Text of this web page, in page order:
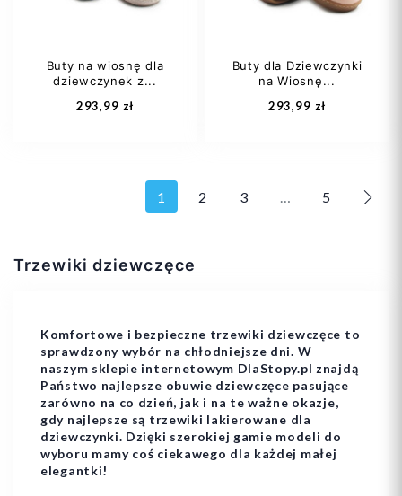
Trzewiki dziewczęce
Komfortowe i bezpieczne trzewiki dziewczęce to
sprawdzony wybór na chłodniejsze dni. W
naszym sklepie internetowym DlaStopy.pl znajdą
Państwo najlepsze obuwie dziewczęce pasujące
zarówno na co dzień, jak i na te ważne okazje,
gdy najlepsze są trzewiki lakierowane dla
dziewczynki. Dzięki szerokiej gamie modeli do
wyboru mamy coś ciekawego dla każdej małej
elegantki!
Dodaj do koszyka Dodaj do koszyka
Buty na wiosnę dla
dziewczynek z...
293,99 zł
25 32
Dodaj do koszyka
Buty dla Dziewczynki
na Wiosnę...
293,99 zł
Dodaj do koszyka
1 2 3 … 5